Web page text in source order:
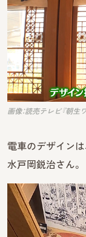
画像：読売テレビ『朝生
電車のデザインは
水戸岡鋭治さん。